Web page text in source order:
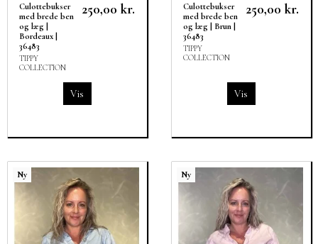
Culottebukser
med brede ben
og læg |
Bordeaux |
36483
TIPPY
COLLECTION
250,00 kr.
Vis
Culottebukser
med brede ben
og læg | Brun |
36483
TIPPY
COLLECTION
250,00 kr.
Vis
Ny Ny